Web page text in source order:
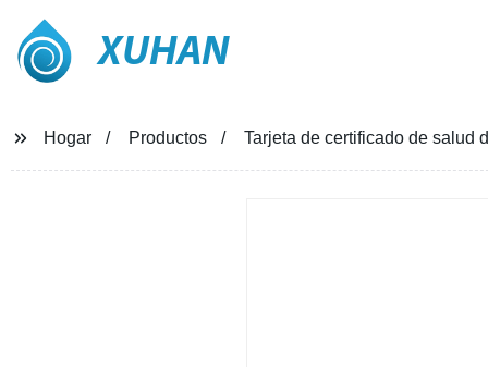
XUHAN
Hogar Productos Tarjeta de certificado de salud